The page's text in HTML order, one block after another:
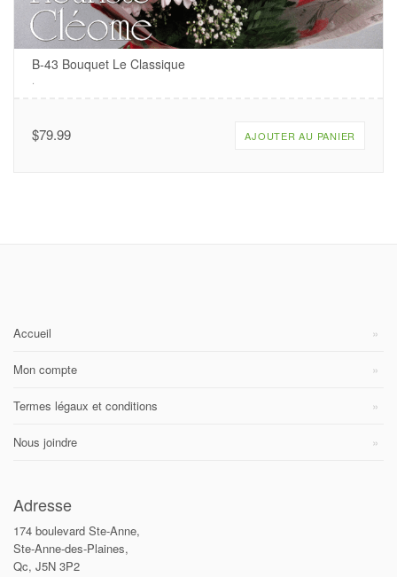
B-43 Bouquet Le Classique
$79.99 AJOUTER AU PANIER
Accueil
Mon compte
Termes légaux et conditions
Nous joindre
Adresse
174 boulevard Ste-Anne,
Ste-Anne-des-Plaines,
Qc, J5N 3P2